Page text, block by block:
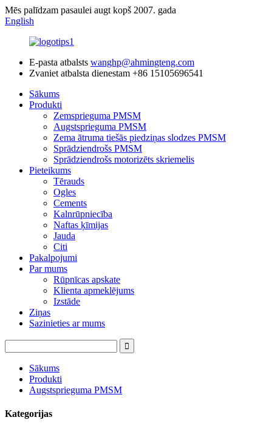
Mēs palīdzam pasaulei augt kopš 2007. gada
English
E-pasta atbalsts wanghp@ahmingteng.com
Zvaniet atbalsta dienestam +86 15105696541
Sākums
Produkti
Zemsprieguma PMSM
Augstsprieguma PMSM
Zema ātruma tiešās piedziņas slodzes PMSM
Sprādziendrošs PMSM
Sprādziendrošs motorizēts skriemelis
Pieteikums
Tērauds
Ogles
Cements
Kalnrūpniecība
Naftas ķīmijas
Jauda
Citi
Pakalpojumi
Par mums
Rūpnīcas apskate
Klienta apmeklējums
Izstāde
Ziņas
Sazinieties ar mums
Sākums
Produkti
Augstsprieguma PMSM
Kategorijas